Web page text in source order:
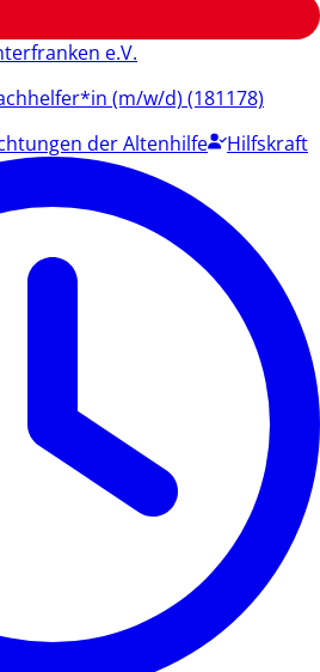
e.V.
(m/w/d) (181178)
der Altenhilfe Hilfskraft